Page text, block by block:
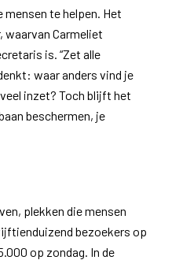
mensen te helpen. Het
waarvan Carmeliet
is. “Zet alle
waar anders vind je
inzet? Toch blijft het
beschermen, je
plekken die mensen
bezoekers op
op zondag. In de